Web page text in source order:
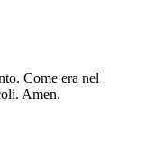
Come era nel
Amen.